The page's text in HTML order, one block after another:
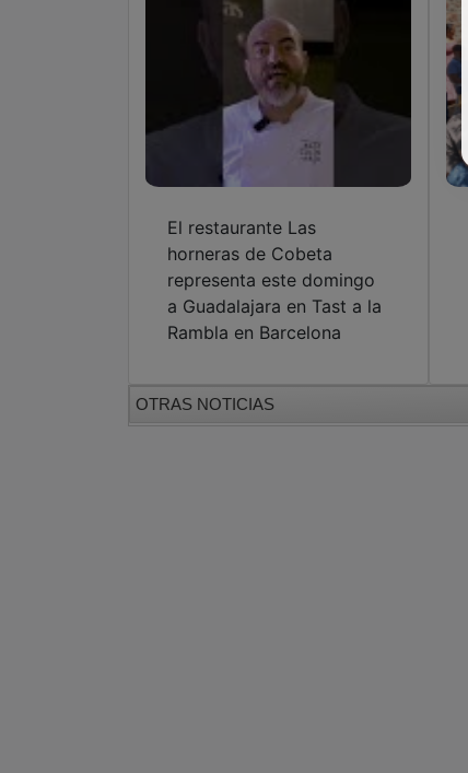
El restaurante Las
horneras de Cobeta
representa este domingo
a Guadalajara en Tast a la
Rambla en Barcelona
OTRAS NOTICIAS